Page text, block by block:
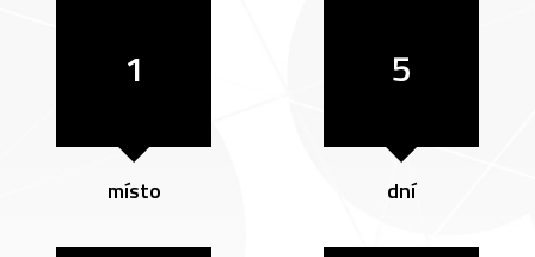
1
místo
5
dní